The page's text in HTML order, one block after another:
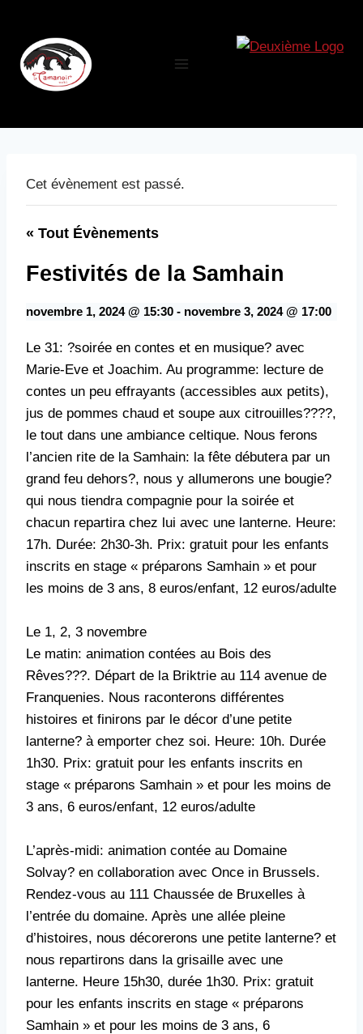
contenu
Cet évènement est passé.
« Tout Évènements
Festivités de la Samhain
novembre 1, 2024 @ 15:30 - novembre 3, 2024 @ 17:00
Le 31: ?soirée en contes et en musique? avec
Marie-Eve et Joachim. Au programme: lecture de
contes un peu effrayants (accessibles aux petits),
jus de pommes chaud et soupe aux citrouilles????,
le tout dans une ambiance celtique. Nous ferons
l’ancien rite de la Samhain: la fête débutera par un
grand feu dehors?, nous y allumerons une bougie?
qui nous tiendra compagnie pour la soirée et
chacun repartira chez lui avec une lanterne. Heure:
17h. Durée: 2h30-3h. Prix: gratuit pour les enfants
inscrits en stage « préparons Samhain » et pour
les moins de 3 ans, 8 euros/enfant, 12 euros/adulte
Le 1, 2, 3 novembre
Le matin: animation contées au Bois des
Rêves???. Départ de la Briktrie au 114 avenue de
Franquenies. Nous raconterons différentes
histoires et finirons par le décor d’une petite
lanterne? à emporter chez soi. Heure: 10h. Durée
1h30. Prix: gratuit pour les enfants inscrits en
stage « préparons Samhain » et pour les moins de
3 ans, 6 euros/enfant, 12 euros/adulte
L’après-midi: animation contée au Domaine
Solvay? en collaboration avec Once in Brussels.
Rendez-vous au 111 Chaussée de Bruxelles à
l’entrée du domaine. Après une allée pleine
d’histoires, nous décorerons une petite lanterne? et
nous repartirons dans la grisaille avec une
lanterne. Heure 15h30, durée 1h30. Prix: gratuit
pour les enfants inscrits en stage « préparons
Samhain » et pour les moins de 3 ans, 6